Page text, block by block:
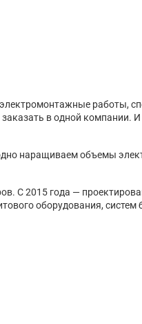
работы,
в одной компании.
наращиваем объемы
С 2015 года —
оборудования, систем